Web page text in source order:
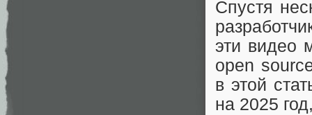
Спустя
эти видео
open
в этой
на 2025